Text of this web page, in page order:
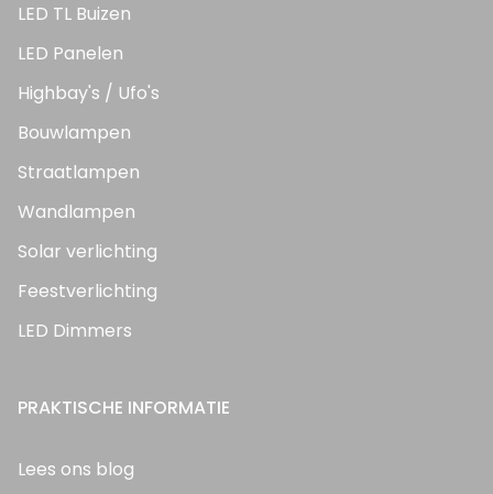
LED TL Buizen
LED Panelen
Highbay's / Ufo's
Bouwlampen
Straatlampen
Wandlampen
Solar verlichting
Feestverlichting
LED Dimmers
PRAKTISCHE INFORMATIE
Lees ons blog